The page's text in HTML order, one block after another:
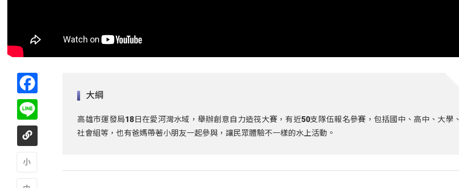
大綱
高雄市運發局18日在愛河灣水域，舉辦創意自力造筏大賽，有近50支隊伍報名參賽，包括國中、高中、大學、
社會組等，也有爸媽帶著小朋友一起參與，讓民眾體驗不一樣的水上活動。